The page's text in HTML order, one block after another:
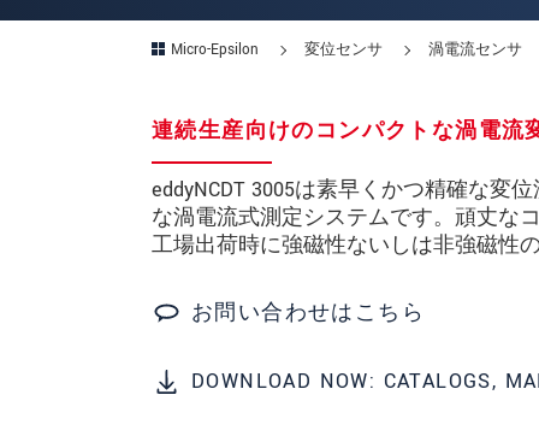
Micro-Epsilon 変位センサ 渦電流センサ
連続生産向けのコンパクトな渦電流
eddyNCDT 3005は素早くかつ精確な変
な渦電流式測定システムです。頑丈な
工場出荷時に強磁性ないしは非強磁性
お問い合わせはこちら
DOWNLOAD NOW: CATALOGS,
郵便番号
国*
電話
メールアドレ
メッセージ*